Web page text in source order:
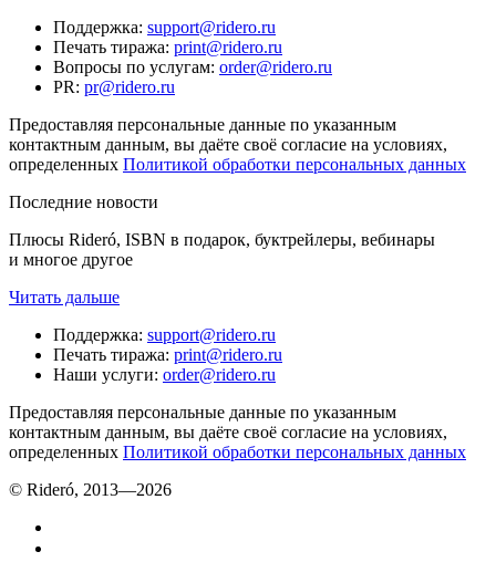
Поддержка: support@ridero.ru
Печать тиража: print@ridero.ru
Вопросы по услугам: order@ridero.ru
PR: pr@ridero.ru
Предоставляя персональные данные по указанным
контактным данным, вы даёте своё согласие на условиях,
определенных Политикой обработки персональных данных
Последние новости
Плюсы Rideró, ISBN в подарок, буктрейлеры, вебинары
и многое другое
Читать дальше
Поддержка: support@ridero.ru
Печать тиража: print@ridero.ru
Наши услуги: order@ridero.ru
Предоставляя персональные данные по указанным
контактным данным, вы даёте своё согласие на условиях,
определенных Политикой обработки персональных данных
© Rideró, 2013—2026